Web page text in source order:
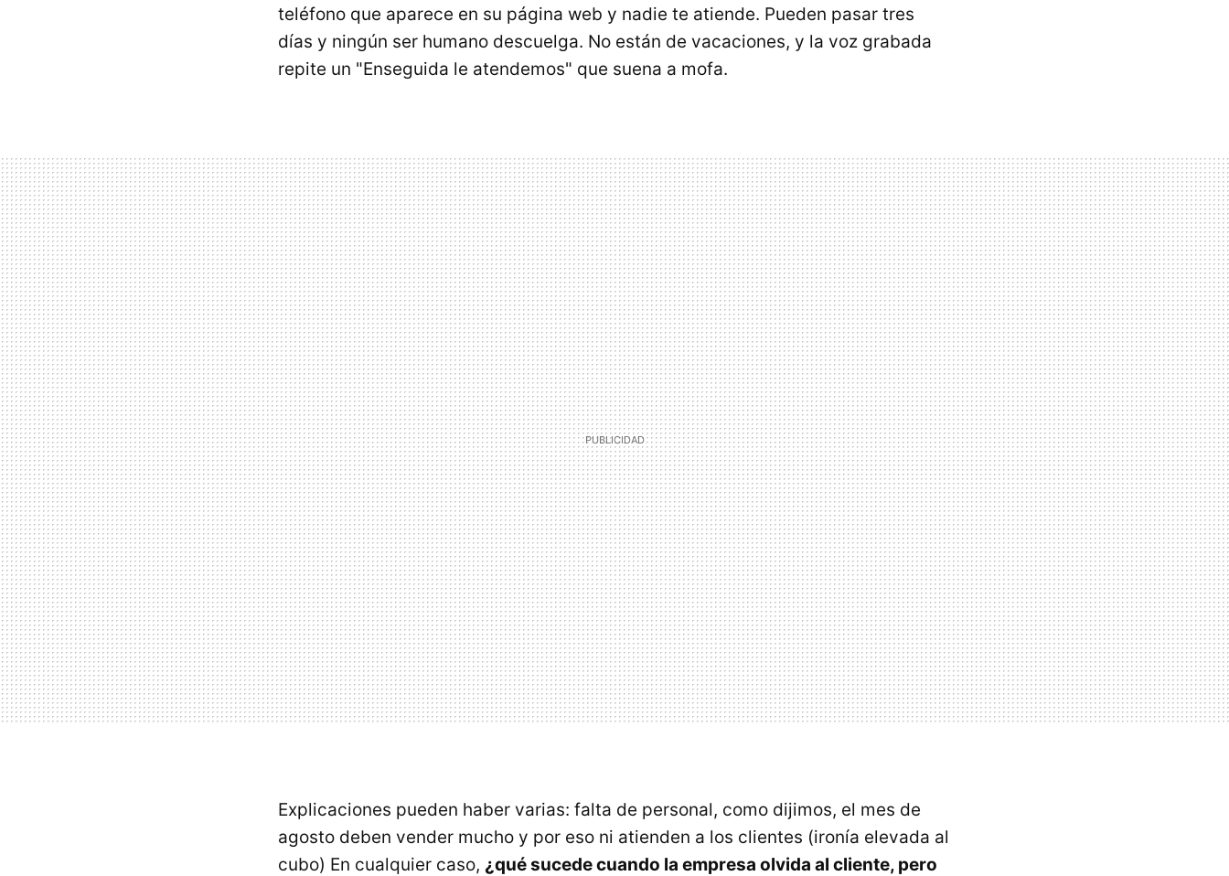
teléfono que aparece en su página web y nadie te atiende. Pueden pasar tres
días y ningún ser humano descuelga. No están de vacaciones, y la voz grabada
repite un "Enseguida le atendemos" que suena a mofa.
Explicaciones pueden haber varias: falta de personal, como dijimos, el mes de
agosto deben vender mucho y por eso ni atienden a los clientes (ironía elevada al
cubo) En cualquier caso, ¿qué sucede cuando la empresa olvida al cliente, pero